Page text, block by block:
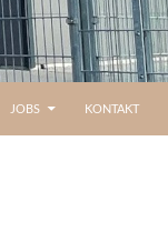
JOBS KONTAKT